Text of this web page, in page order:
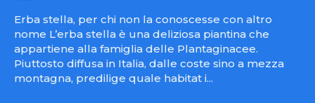
Erba stella, per chi non la conoscesse con altro
nome L’erba stella è una deliziosa piantina che
appartiene alla famiglia delle Plantaginacee.
Piuttosto diffusa in Italia, dalle coste sino a mezza
montagna, predilige quale habitat i...